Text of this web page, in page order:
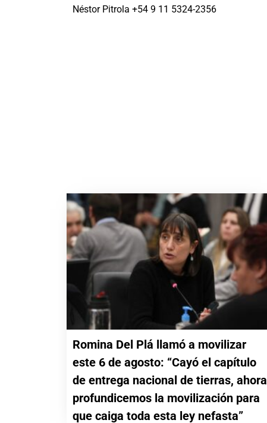
Néstor Pitrola +54 9 11 5324-2356
Romina Del Plá llamó a movilizar
este 6 de agosto: “Cayó el capítulo
de entrega nacional de tierras, ahora
profundicemos la movilización para
que caiga toda esta ley nefasta”